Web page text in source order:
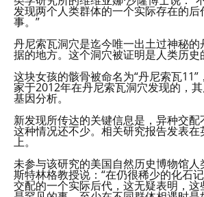
发现两个人类群体的一个实际存在的后
事。”
丹尼索瓦洞穴是迄今唯一出土过神秘的
据的地方。这个洞穴被证明是人类历史
这块女孩的骸骨被命名为“丹尼索瓦11”
家于2012年在丹尼索瓦洞穴发现的，
基因分析。
新发现所传达的关键信息是，异种交配
这种情况还不少。相关研究报告发表在
上。
未参与该研究的美国自然历史博物馆人
斯特林格教授说：“在仍很稀少的化石
交配的一个实际后代，这无疑表明，